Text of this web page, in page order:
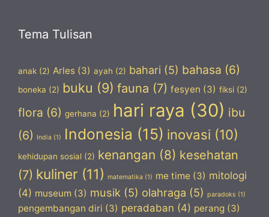
Tema Tulisan
anak (2) Arles (3) ayah (2) bahari (5) bahasa (6)
boneka (2) buku (9) fauna (7) fesyen (3) fiksi (2)
flora (6) gerhana (2) hari raya (30) ibu
(6)
India (1) Indonesia (15) inovasi (10)
kehidupan sosial (2) kenangan (8) kesehatan
(7) kuliner (11) matematika (1) me time (3) mitologi
(4) museum (3) musik (5) olahraga (5) paradoks (1)
pengembangan diri (3) peradaban (4) perang (3)